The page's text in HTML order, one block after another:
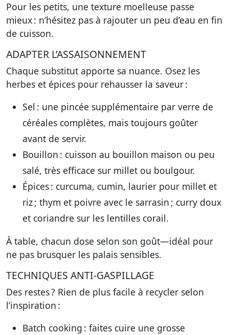
Pour les petits, une texture moelleuse passe
mieux : n’hésitez pas à rajouter un peu d’eau en fin
de cuisson.
ADAPTER L’ASSAISONNEMENT
Chaque substitut apporte sa nuance. Osez les
herbes et épices pour rehausser la saveur :
Sel : une pincée supplémentaire par verre de
céréales complètes, mais toujours goûter
avant de servir.
Bouillon : cuisson au bouillon maison ou peu
salé, très efficace sur millet ou boulgour.
Épices: curcuma, cumin, laurier pour millet et
riz ; thym et poivre avec le sarrasin ; curry doux
et coriandre sur les lentilles corail.
À table, chacun dose selon son goût—idéal pour
ne pas brusquer les palais sensibles.
TECHNIQUES ANTI-GASPILLAGE
Des restes ? Rien de plus facile à recycler selon
l’inspiration :
Batch cooking : faites cuire une grosse